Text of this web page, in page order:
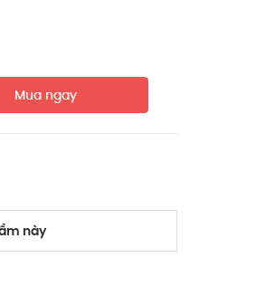
Mua ngay
này